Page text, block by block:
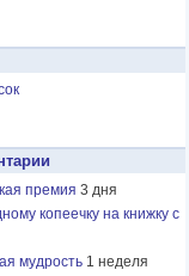
премия 3 дня
копеечку на книжку с
мудрость 1 неделя